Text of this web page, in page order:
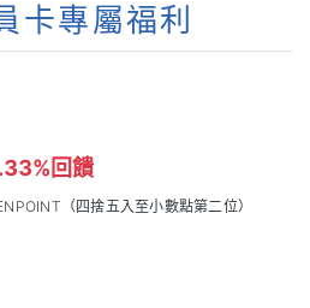
卡專屬福利
回饋
（四捨五入至小數點第二位）